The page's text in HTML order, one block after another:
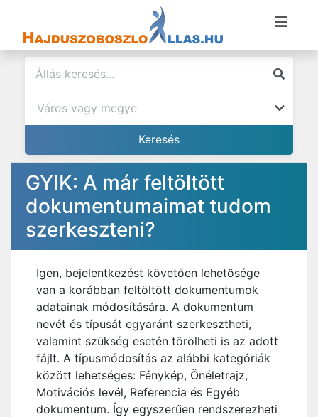
GYIK: A már feltöltött
dokumentumaimat tudom
szerkeszteni?
Igen, bejelentkezést követően lehetősége
van a korábban feltöltött dokumentumok
adatainak módosítására. A dokumentum
nevét és típusát egyaránt szerkesztheti,
valamint szükség esetén törölheti is az adott
fájlt. A típusmódosítás az alábbi kategóriák
között lehetséges: Fénykép, Önéletrajz,
Motivációs levél, Referencia és Egyéb
dokumentum. Így egyszerűen rendszerezheti